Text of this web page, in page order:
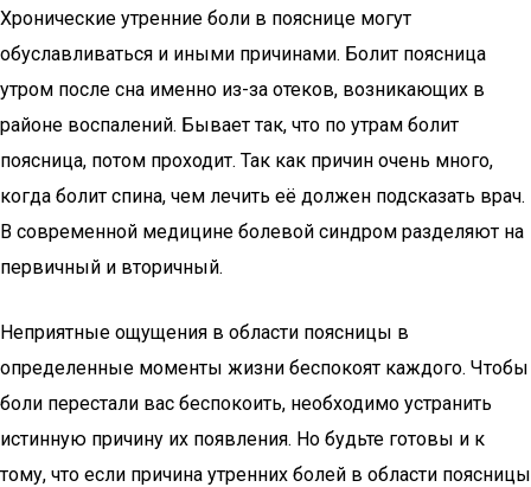
Хронические утренние боли в пояснице могут
обуславливаться и иными причинами. Болит поясница
утром после сна именно из-за отеков, возникающих в
районе воспалений. Бывает так, что по утрам болит
поясница, потом проходит. Так как причин очень много,
когда болит спина, чем лечить её должен подсказать врач.
В современной медицине болевой синдром разделяют на
первичный и вторичный.
Неприятные ощущения в области поясницы в
определенные моменты жизни беспокоят каждого. Чтобы
боли перестали вас беспокоить, необходимо устранить
истинную причину их появления. Но будьте готовы и к
тому, что если причина утренних болей в области поясницы